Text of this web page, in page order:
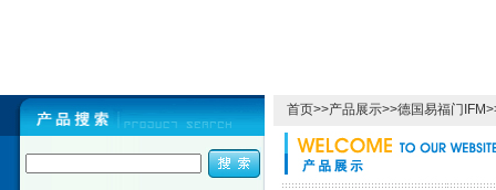
首页>>产品展示>>德国易福门IFM